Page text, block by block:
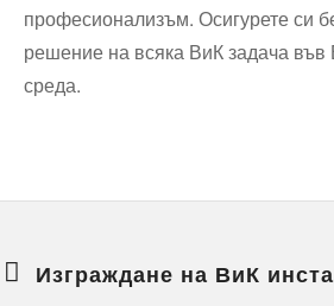
професионализъм. Осигурете си
решение на всяка ВиК задача
среда.
Изграждане на ВиК